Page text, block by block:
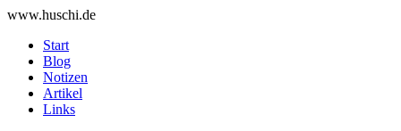
www.huschi.de
Start
Blog
Notizen
Artikel
Links